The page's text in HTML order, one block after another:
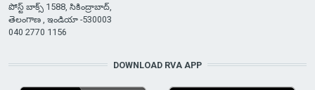
పోస్ట్ బాక్స్ 1588, సికింద్రాబాద్,
తెలంగాణ , ఇండియా -530003
040 2770 1156
DOWNLOAD RVA APP